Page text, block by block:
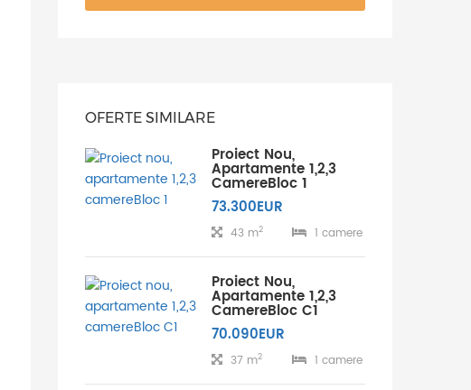
OFERTE SIMILARE
Proiect Nou,
Apartamente 1,2,3
CamereBloc 1
73.300EUR
43 m2 1 camere
Proiect Nou,
Apartamente 1,2,3
CamereBloc C1
70.090EUR
37 m2 1 camere